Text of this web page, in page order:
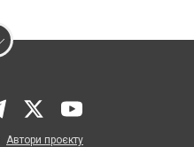
Автори проєкту